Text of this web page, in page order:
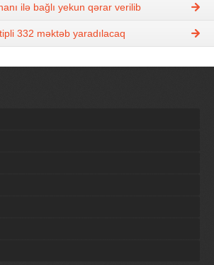
ilə bağlı yekun qərar verilib
332 məktəb yaradılacaq